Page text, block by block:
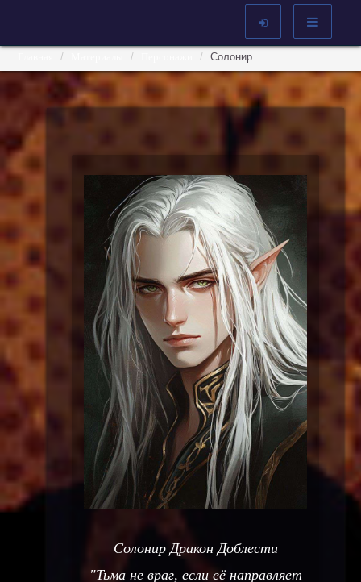
Солонир
Солонир Дракон Доблести
"Тьма не враг, если её направляет